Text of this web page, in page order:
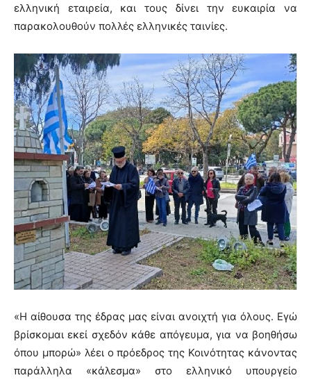
ελληνική εταιρεία, και τους δίνει την ευκαιρία να
παρακολουθούν πολλές ελληνικές ταινίες.
«Η αίθουσα της έδρας μας είναι ανοιχτή για όλους. Εγώ
βρίσκομαι εκεί σχεδόν κάθε απόγευμα, για να βοηθήσω
όπου μπορώ» λέει ο πρόεδρος της Κοινότητας κάνοντας
παράλληλα «κάλεσμα» στο ελληνικό υπουργείο